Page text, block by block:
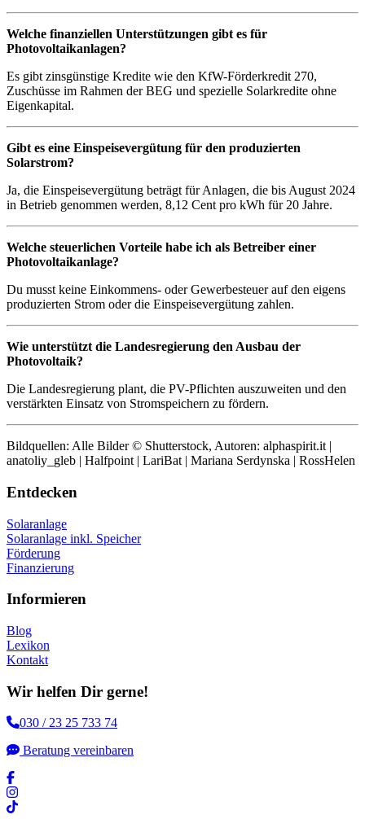
Welche finanziellen Unterstützungen gibt es für
Photovoltaikanlagen?
Es gibt zinsgünstige Kredite wie den KfW-Förderkredit 270,
Zuschüsse im Rahmen der BEG und spezielle Solarkredite ohne
Eigenkapital.
Gibt es eine Einspeisevergütung für den produzierten
Solarstrom?
Ja, die Einspeisevergütung beträgt für Anlagen, die bis August 2024
in Betrieb genommen werden, 8,12 Cent pro kWh für 20 Jahre.
Welche steuerlichen Vorteile habe ich als Betreiber einer
Photovoltaikanlage?
Du musst keine Einkommens- oder Gewerbesteuer auf den eigens
produzierten Strom oder die Einspeisevergütung zahlen.
Wie unterstützt die Landesregierung den Ausbau der
Photovoltaik?
Die Landesregierung plant, die PV-Pflichten auszuweiten und den
verstärkten Einsatz von Stromspeichern zu fördern.
Bildquellen: Alle Bilder © Shutterstock, Autoren: alphaspirit.it |
anatoliy_gleb | Halfpoint | LariBat | Mariana Serdynska | RossHelen
Entdecken
Solaranlage
Solaranlage inkl. Speicher
Förderung
Finanzierung
Informieren
Blog
Lexikon
Kontakt
Wir helfen Dir gerne!
030 / 23 25 733 74
Beratung vereinbaren